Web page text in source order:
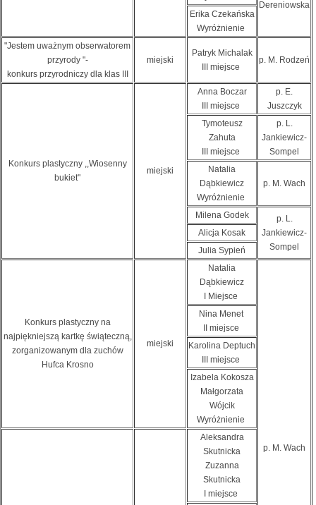
Dereniowska
Erika Czekańska
Wyróżnienie
"Jestem uważnym obserwatorem
przyrody "-
konkurs przyrodniczy dla klas III
miejski
Patryk Michalak
III miejsce
p. M. Rodzeń
Konkurs plastyczny ,,Wiosenny
bukiet"
miejski
Anna Boczar
III miejsce
p. E.
Juszczyk
Tymoteusz
Zahuta
III miejsce
p. L.
Jankiewicz-
Sompel
Natalia
Dąbkiewicz
Wyróżnienie
p. M. Wach
Milena Godek
p. L.
Jankiewicz-
Sompel
Alicja Kosak
Julia Sypień
Konkurs plastyczny na
najpiękniejszą kartkę świąteczną,
zorganizowanym dla zuchów
Hufca Krosno
miejski
Natalia
Dąbkiewicz
I Miejsce
p. M. Wach
Nina Menet
II miejsce
Karolina Deptuch
III miejsce
Izabela Kokosza
Małgorzata
Wójcik
Wyróżnienie
Aleksandra
Skutnicka
Zuzanna
Skutnicka
I miejsce